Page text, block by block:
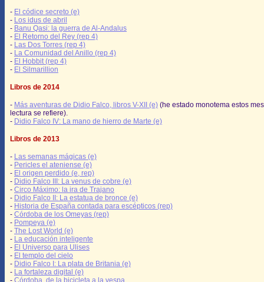
- El códice secreto (e)
- Los idus de abril
- Banu Qasi: la guerra de Al-Andalus
- El Retorno del Rey (rep 4)
- Las Dos Torres (rep 4)
- La Comunidad del Anillo (rep 4)
- El Hobbit (rep 4)
- El Silmarillion
Libros de 2014
- Más aventuras de Didio Falco, libros V-XII (e) (he estado monotema estos
lectura se refiere).
- Didio Falco IV: La mano de hierro de Marte (e)
Libros de 2013
- Las semanas mágicas (e)
- Pericles el ateniense (e)
- El origen perdido (e, rep)
- Didio Falco III: La venus de cobre (e)
- Circo Máximo: la ira de Trajano
- Didio Falco II: La estatua de bronce (e)
- Historia de España contada para escépticos (rep)
- Córdoba de los Omeyas (rep)
- Pompeya (e)
- The Lost World (e)
- La educación inteligente
- El Universo para Ulises
- El templo del cielo
- Didio Falco I: La plata de Britania (e)
- La fortaleza digital (e)
- Córdoba, de la bicicleta a la vespa